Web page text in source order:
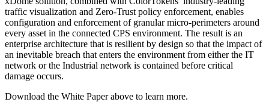
traffic visualization and Zero-Trust policy enforcement, enables
configuration and enforcement of granular micro-perimeters around
every asset in the connected CPS environment. The result is an
enterprise architecture that is resilient by design so that the impact of
an inevitable breach that enters the environment from either the IT
network or the Industrial network is contained before critical
damage occurs.
Download the White Paper above to learn more.